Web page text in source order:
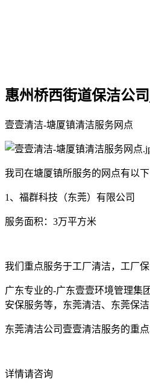
惠州桥西街道保洁公
壹壹清洁-塘厦镇清洁服务网点
我司在塘厦镇所服务的网点有以下
1、福群科技（东莞）有限公司
服务面积：3万平方米
我们重点服务于工厂清洁，工厂
广东专业的-广东壹壹环境管理集
安保服务等，东莞清洁、东莞保洁
东莞清洁公司壹壹清洁服务的重
详情请咨询